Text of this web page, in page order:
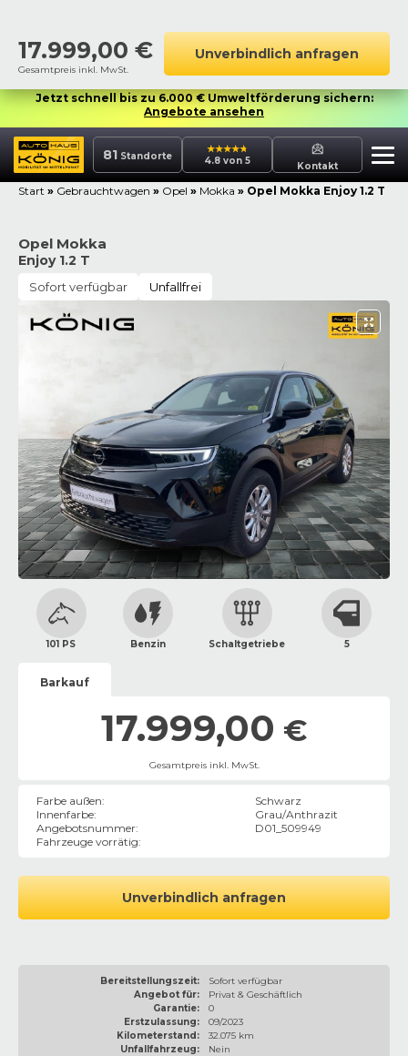
17.999,00 €
Gesamtpreis inkl. MwSt.
Unverbindlich anfragen
Jetzt schnell bis zu 6.000 € Umweltförderung sichern:
Angebote ansehen
81 Standorte 4.8 von 5 Kontakt
Start » Gebrauchtwagen » Opel » Mokka » Opel Mokka Enjoy 1.2 T
Opel Mokka
Enjoy 1.2 T
Sofort verfügbar Unfallfrei
101 PS Benzin Schaltgetriebe 5
Barkauf
17.999,00 €
Gesamtpreis inkl. MwSt.
Farbe außen:
Schwarz
Innenfarbe:
Grau/Anthrazit
Angebotsnummer:
D01_509949
Fahrzeuge vorrätig:
Unverbindlich anfragen
Bereitstellungszeit:
Sofort verfügbar
Angebot für:
Privat & Geschäftlich
Garantie:
0
Erstzulassung:
09/2023
Kilometerstand:
32.075 km
Unfallfahrzeug:
Nein